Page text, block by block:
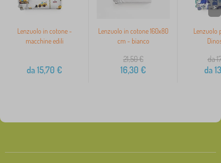
Lenzuolo in cotone -
macchine edili
da15,70 €
Lenzuolo in cotone 160x80
cm - bianco
21,50€
16,30 €
Lenzuolo
da
da
>